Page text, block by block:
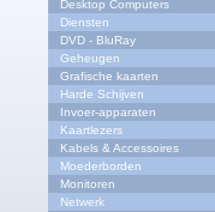
Desktop Computers
Diensten
DVD - BluRay
Geheugen
Grafische kaarten
Harde Schijven
Invoer-apparaten
Kaartlezers
Kabels & Accessoires
Moederborden
Monitoren
Netwerk